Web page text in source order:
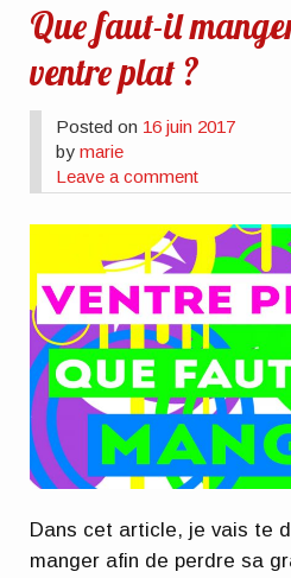
Que faut-il
ventre plat ?
Posted on 16 juin 2017
bymarie
Leave a comment
Dans cet article, je vais te
manger afin de perdre sa